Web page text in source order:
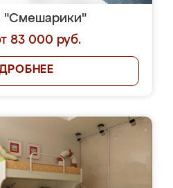
"Смешарики"
83 000 руб.